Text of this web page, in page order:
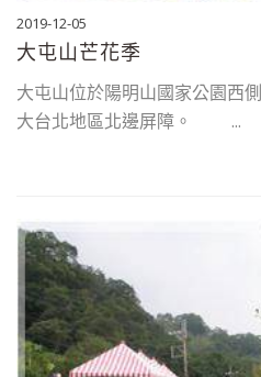
2019-12-05
大屯山芒花季
大屯山位於陽明山國家公園西
大台北地區北邊屏障。 ...